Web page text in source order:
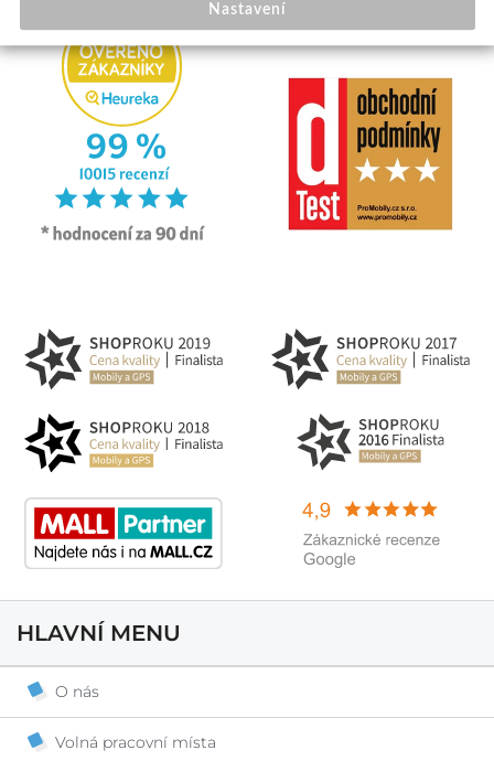
HLAVNÍ MENU
O nás
Volná pracovní místa
Nastavení